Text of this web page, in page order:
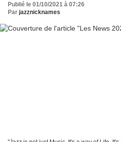
Publié le 01/10/2021 à 07:26
Par jazznicknames